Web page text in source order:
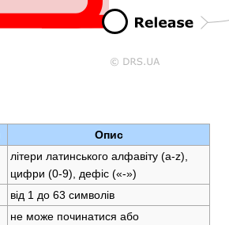
Опис
літери латинського алфавіту (a-z),
цифри (0-9), дефіс («-»)
від 1 до 63 символів
не може починатися або